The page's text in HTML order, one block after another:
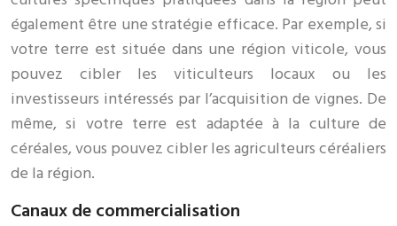
également être une stratégie efficace. Par exemple, si
votre terre est située dans une région viticole, vous
pouvez cibler les viticulteurs locaux ou les
investisseurs intéressés par l’acquisition de vignes. De
même, si votre terre est adaptée à la culture de
céréales, vous pouvez cibler les agriculteurs céréaliers
de la région.
Canaux de commercialisation